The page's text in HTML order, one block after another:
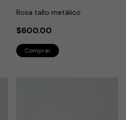
Rosa tallo metálico
$600.00